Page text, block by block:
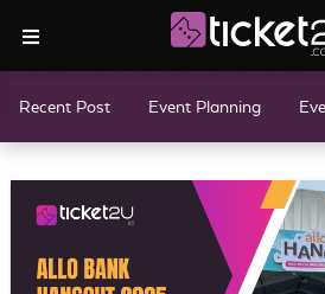
Recent Post Event Planning